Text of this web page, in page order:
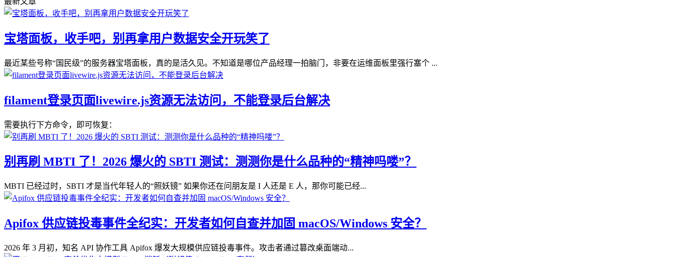
宝塔面板，收手吧，别再拿用户数据安全开玩笑了
最近某些号称“国民级”的服务器宝塔面板，真的是活久见。不知道是哪位产品经理一拍脑门，非要在运维面板里强行塞个 ...
filament登录页面livewire.js资源无法访问，不能登录后台解决
需要执行下方命令，即可恢复：
别再刷 MBTI 了！2026 爆火的 SBTI 测试：测测你是什么品种的“精神吗喽”？
MBTI 已经过时，SBTI 才是当代年轻人的“照妖镜” 如果你还在问朋友是 I 人还是 E 人，那你可能已经...
Apifox 供应链投毒事件全纪实：开发者如何自查并加固 macOS/Windows 安全？
2026 年 3 月初，知名 API 协作工具 Apifox 爆发大规模供应链投毒事件。攻击者通过篡改桌面端动...